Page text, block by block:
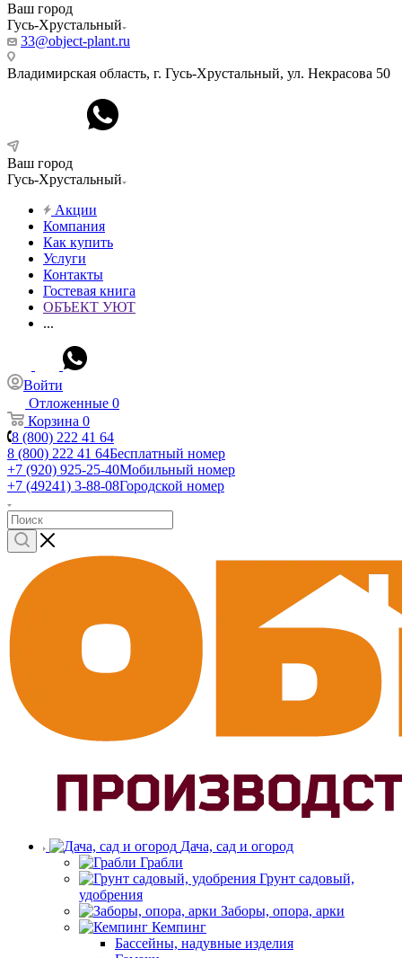
Ваш город
Гусь-Хрустальный
33@object-plant.ru
Владимирская область, г. Гусь-Хрустальный, ул. Некрасова 50
Ваш город
Гусь-Хрустальный
Акции
Компания
Как купить
Услуги
Контакты
Гостевая книга
ОБЪЕКТ УЮТ
...
Войти
Отложенные 0
Корзина 0
8 (800) 222 41 64
8 (800) 222 41 64Бесплатный номер
+7 (920) 925-25-40Мобильный номер
+7 (49241) 3-88-08Городской номер
Дача, сад и огород
Грабли
Грунт садовый,
удобрения
Заборы, опора, арки
Кемпинг
Бассейны, надувные изделия